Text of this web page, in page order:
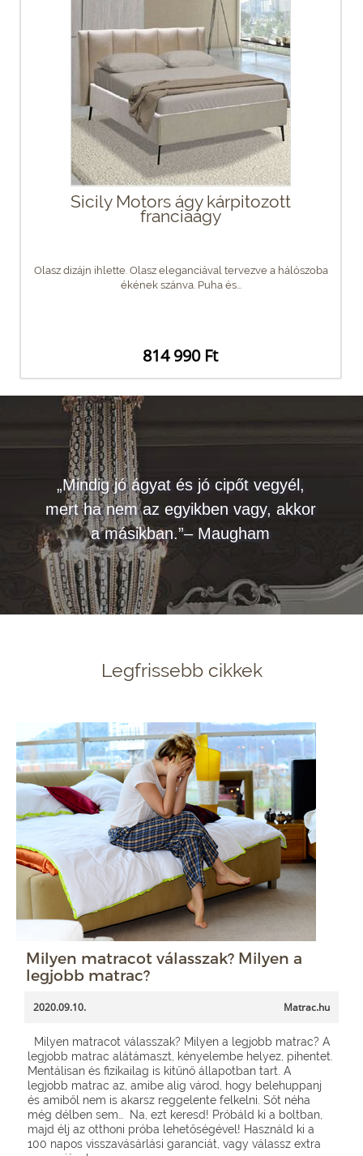
Sicily Motors ágy kárpitozott
franciaágy
Olasz dizájn ihlette. Olasz eleganciával tervezve a hálószoba
ékének szánva. Puha és...
814 990 Ft
„Mindig jó ágyat és jó cipőt vegyél,
mert ha nem az egyikben vagy, akkor
a másikban.”– Maugham
Legfrissebb cikkek
Milyen matracot válasszak? Milyen a
legjobb matrac?
2020.09.10. Matrac.hu
Milyen matracot válasszak? Milyen a legjobb matrac? A
legjobb matrac alátámaszt, kényelembe helyez, pihentet.
Mentálisan és fizikailag is kitűnő állapotban tart. A
legjobb matrac az, amibe alig várod, hogy belehuppanj
és amiből nem is akarsz reggelente felkelni. Sőt néha
még délben sem… Na, ezt keresd! Próbáld ki a boltban,
majd élj az otthoni próba lehetőségével! Használd ki a
100 napos visszavásárlási garanciát, vagy válassz extra